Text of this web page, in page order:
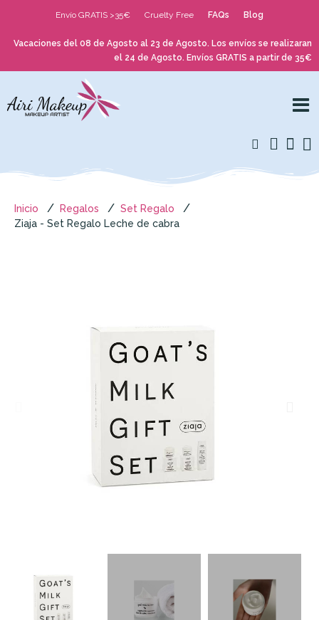
Envío GRATIS >35€ Cruelty Free FAQs Blog
Vacaciones del 08 de Agosto al 23 de Agosto. Los envíos se realizaran
el 24 de Agosto. Envíos GRATIS a partir de 35€
Inicio Regalos
Set Regalo
Ziaja - Set Regalo Leche de cabra